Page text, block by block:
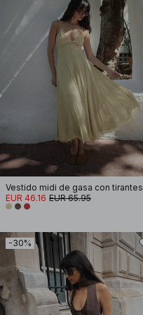
Vestido midi de gasa con tirantes
EUR 46.16 EUR 65.95
-30%